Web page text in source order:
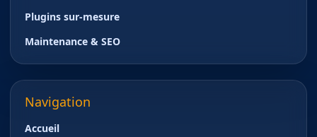
Plugins sur-mesure
Maintenance & SEO
Navigation
Accueil